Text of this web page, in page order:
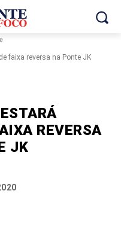
faixa reversa na Ponte JK
REVERSA
JK